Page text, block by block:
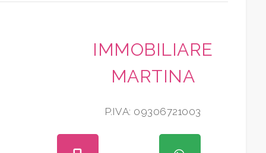
IMMOBILIARE
MARTINA
P.IVA: 09306721003